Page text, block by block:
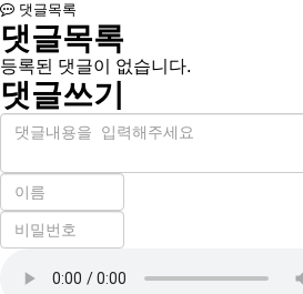
댓글목록
댓글목록
등록된 댓글이 없습니다.
댓글쓰기
내
이
필
수
비
밀